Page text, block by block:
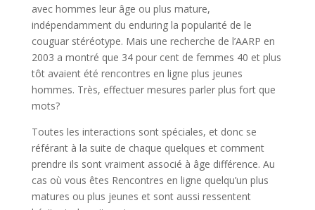
avec hommes leur âge ou plus mature,
indépendamment du enduring la popularité de le
couguar stéréotype. Mais une recherche de l’AARP en
2003 a montré que 34 pour cent de femmes 40 et plus
tôt avaient été rencontres en ligne plus jeunes
hommes. Très, effectuer mesures parler plus fort que
mots?
Toutes les interactions sont spéciales, et donc se
référant à la suite de chaque quelques et comment
prendre ils sont vraiment associé à âge différence. Au
cas où vous êtes Rencontres en ligne quelqu’un plus
matures ou plus jeunes et sont aussi ressentent